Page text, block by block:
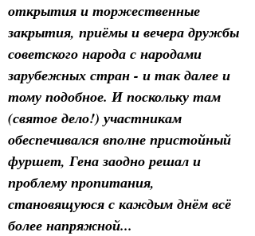
открытия и торжественные
закрытия, приёмы и вечера дружбы
советского народа с народами
зарубежных стран - и так далее и
тому подобное. И поскольку там
(святое дело!) участникам
обеспечивался вполне пристойный
фуршет, Гена заодно решал и
проблему пропитания,
становящуюся с каждым днём всё
более напряжной...